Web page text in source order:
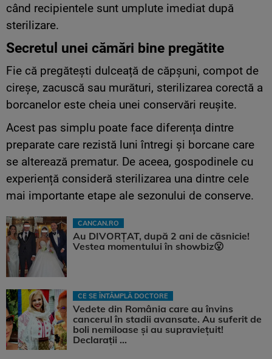
când recipientele sunt umplute imediat după
sterilizare.
Secretul unei cămări bine pregătite
Fie că pregătești dulceață de căpșuni, compot de
cireșe, zacuscă sau murături, sterilizarea corectă a
borcanelor este cheia unei conservări reușite.
Acest pas simplu poate face diferența dintre
preparate care rezistă luni întregi și borcane care
se alterează prematur. De aceea, gospodinele cu
experiență consideră sterilizarea una dintre cele
mai importante etape ale sezonului de conserve.
CANCAN.RO
Au DIVORȚAT, după 2 ani de căsnicie!
Vestea momentului în showbiz😮
CE SE ÎNTÂMPLĂ DOCTORE
Vedete din România care au învins
cancerul în stadii avansate. Au suferit de
boli nemiloase şi au supravieţuit!
Declarații ...